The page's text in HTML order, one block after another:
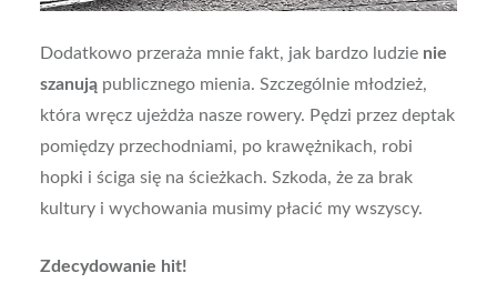
Dodatkowo przeraża mnie fakt, jak bardzo ludzie nie
szanująpublicznego mienia. Szczególnie młodzież,
która wręcz ujeżdża nasze rowery. Pędzi przez deptak
pomiędzy przechodniami, po krawężnikach, robi
hopki i ściga się na ścieżkach. Szkoda, że za brak
kultury i wychowania musimy płacić my wszyscy.
Zdecydowanie hit!